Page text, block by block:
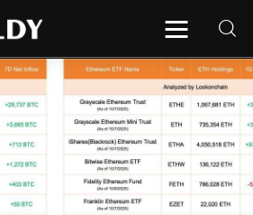
consulting company, I
in two key areas: ◙
and financial statistical
our DaaS & SaaS
index
Analysis of the transition to
world: stablecoins, gold,
metals, industrial
dollars, euros, yuan, yen,
BISIH, mBridge, Unified